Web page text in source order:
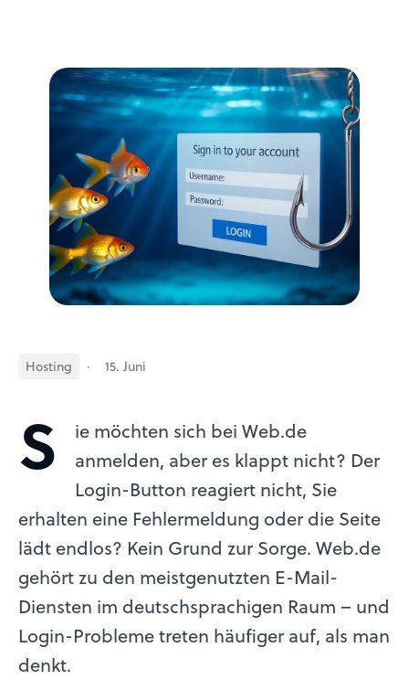
Hosting · 15. Juni
S
ie möchten sich bei Web.de
anmelden, aber es klappt nicht? Der
Login-Button reagiert nicht, Sie
erhalten eine Fehlermeldung oder die Seite
lädt endlos? Kein Grund zur Sorge. Web.de
gehört zu den meistgenutzten E-Mail-
Diensten im deutschsprachigen Raum – und
Login-Probleme treten häufiger auf, als man
denkt.